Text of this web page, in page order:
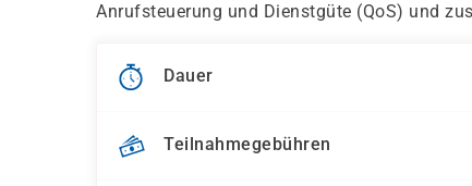
Anrufsteuerung und Dienstgüte (QoS) und
Dauer
Teilnahmegebühren